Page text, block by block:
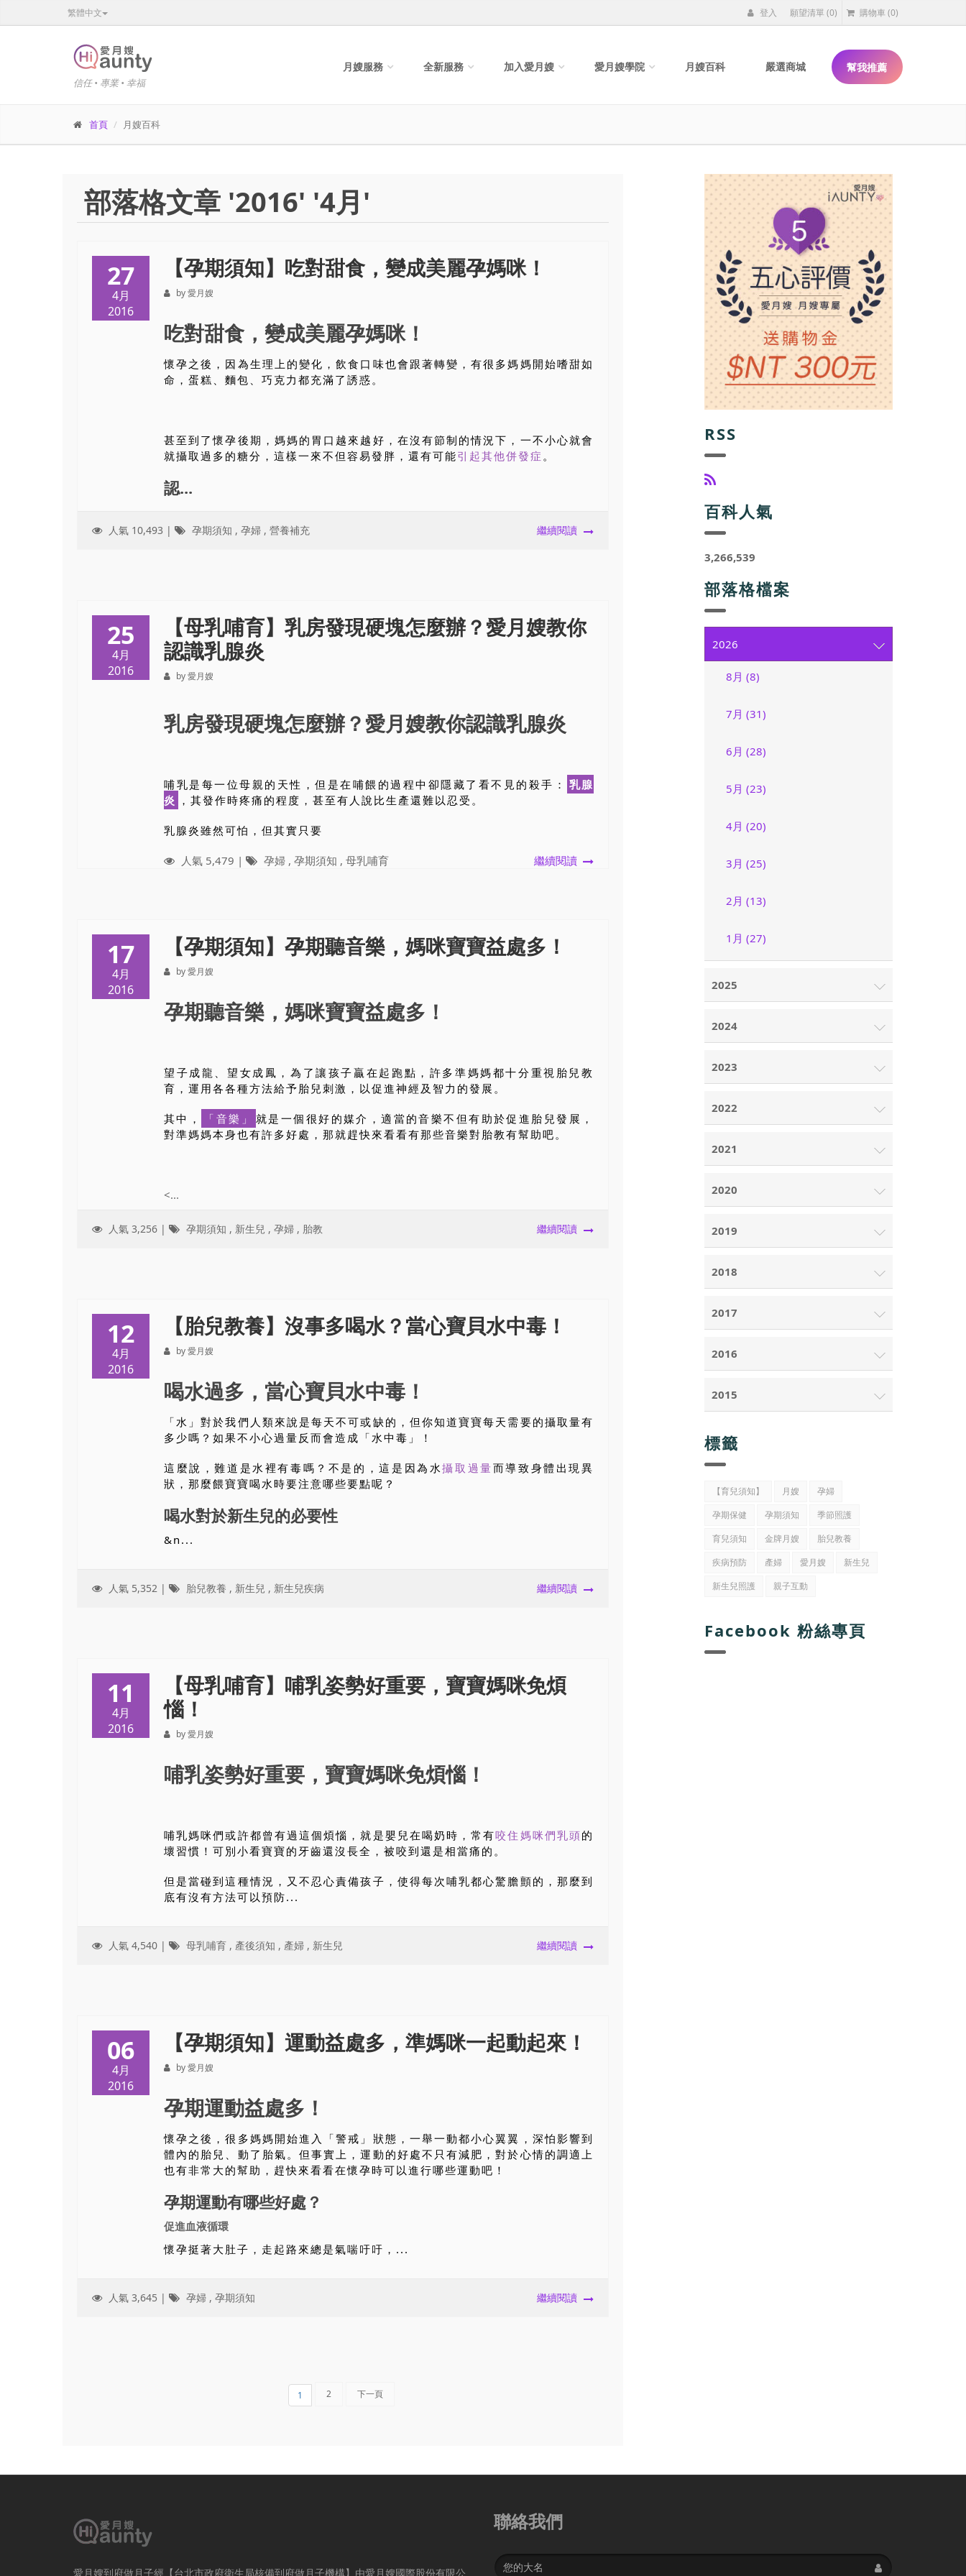
繁體中文 登入 願望清單(0) 購物車 (0)
信任 • 專業 • 幸福
月嫂服務 全新服務 加入愛月嫂 愛月嫂學院 月嫂百科 嚴選商城 幫我推薦
首頁 月嫂百科
部落格文章 '2016' '4月'
27
4月
2016
【孕期須知】吃對甜食，變成美麗孕媽咪！
by 愛月嫂
吃對甜食，變成美麗孕媽咪！
懷孕之後，因為生理上的變化，飲食口味也會跟著轉變，有很多媽媽開始嗜甜如
命，蛋糕、麵包、巧克力都充滿了誘惑。
甚至到了懷孕後期，媽媽的胃口越來越好，在沒有節制的情況下，一不小心就會
就攝取過多的糖分，這樣一來不但容易發胖，還有可能引起其他併發症 。
認...
人氣 10,493 | 孕期須知 , 孕婦 , 營養補充 繼續閱讀
25
4月
2016
【母乳哺育】乳房發現硬塊怎麼辦？愛月嫂教你
認識乳腺炎
by 愛月嫂
乳房發現硬塊怎麼辦？愛月嫂教你認識乳腺炎
哺乳是每一位母親的天性，但是在哺餵的過程中卻隱藏了看不見的殺手： 乳腺
炎 ，其發作時疼痛的程度，甚至有人說比生產還難以忍受。
乳腺炎雖然可怕，但其實只要
人氣 5,479 | 孕婦 , 孕期須知 , 母乳哺育 繼續閱讀
17
4月
2016
【孕期須知】孕期聽音樂，媽咪寶寶益處多！
by 愛月嫂
孕期聽音樂，媽咪寶寶益處多！
望子成龍、望女成鳳，為了讓孩子贏在起跑點，許多準媽媽都十分重視胎兒教
育，運用各各種方法給予胎兒刺激，以促進神經及智力的發展。
其中， 「音樂」
就是一個很好的媒介，適當的音樂不但有助於促進胎兒發展，
對準媽媽本身也有許多好處，那就趕快來看看有那些音樂對胎教有幫助吧。
<...
人氣 3,256 | 孕期須知 , 新生兒 , 孕婦 , 胎教 繼續閱讀
12
4月
2016
【胎兒教養】沒事多喝水？當心寶貝水中毒！
by 愛月嫂
喝水過多，當心寶貝水中毒！
「水」對於我們人類來說是每天不可或缺的，但你知道寶寶每天需要的攝取量有
多少嗎？如果不小心過量反而會造成「水中毒」！
這麼說，難道是水裡有毒嗎？不是的，這是因為水攝取過量而導致身體出現異
狀，那麼餵寶寶喝水時要注意哪些要點呢？
喝水對於新生兒的必要性
&n...
人氣 5,352 | 胎兒教養 , 新生兒 , 新生兒疾病 繼續閱讀
11
4月
2016
【母乳哺育】哺乳姿勢好重要，寶寶媽咪免煩
惱！
by 愛月嫂
哺乳姿勢好重要，寶寶媽咪免煩惱！
哺乳媽咪們或許都曾有過這個煩惱，就是嬰兒在喝奶時，常有咬住媽咪們乳頭的
壞習慣！可別小看寶寶的牙齒還沒長全，被咬到還是相當痛的。
但是當碰到這種情況，又不忍心責備孩子，使得每次哺乳都心驚膽顫的，那麼到
底有沒有方法可以預防...
人氣 4,540 | 母乳哺育 , 產後須知 , 產婦 , 新生兒 繼續閱讀
06
4月
2016
【孕期須知】運動益處多，準媽咪一起動起來！
by 愛月嫂
孕期運動益處多！
懷孕之後，很多媽媽開始進入「警戒」狀態，一舉一動都小心翼翼，深怕影響到
體內的胎兒、動了胎氣。但事實上，運動的好處不只有減肥，對於心情的調適上
也有非常大的幫助，趕快來看看在懷孕時可以進行哪些運動吧！
孕期運動有哪些好處？
促進血液循環
懷孕挺著大肚子，走起路來總是氣喘吁吁，...
人氣 3,645 | 孕婦 , 孕期須知 繼續閱讀
1 2 下一頁
RSS
百科人氣
3,266,539
部落格檔案
2026
8月 (8)
7月 (31)
6月 (28)
5月 (23)
4月 (20)
3月 (25)
2月 (13)
1月 (27)
2025
2024
2023
2022
2021
2020
2019
2018
2017
2016
2015
標籤
【育兒須知】 月嫂
孕婦
孕期保健
孕期須知
季節照護
育兒須知
金牌月嫂
胎兒教養
疾病預防
產婦 愛月嫂
新生兒
新生兒照護
親子互動
Facebook 粉絲專頁
愛月嫂到府做月子經【台北市政府衛生局核備到府做月子機構】由愛月嫂國際股份有限公
聯絡我們
Name